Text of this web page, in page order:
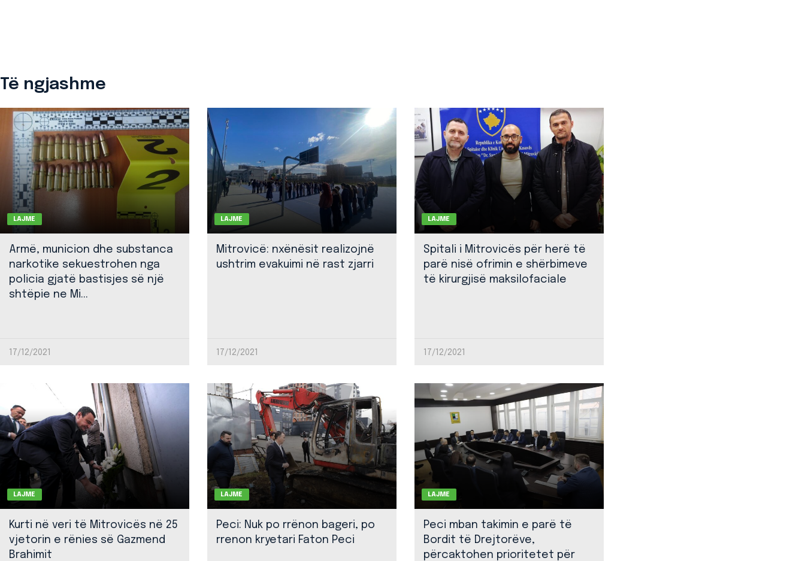
Të ngjashme
LAJME
Armë, municion dhe substanca
narkotike sekuestrohen nga
policia gjatë bastisjes së një
shtëpie ne Mi...
17/12/2021
LAJME
Mitrovicë: nxënësit realizojnë
ushtrim evakuimi në rast zjarri
17/12/2021
LAJME
Spitali i Mitrovicës për herë të
parë nisë ofrimin e shërbimeve
të kirurgjisë maksilofaciale
17/12/2021
LAJME
Kurti në veri të Mitrovicës në 25
vjetorin e rënies së Gazmend
Brahimit
LAJME
Peci: Nuk po rrënon bageri, po
rrenon kryetari Faton Peci
LAJME
Peci mban takimin e parë të
Bordit të Drejtorëve,
përcaktohen prioritetet për